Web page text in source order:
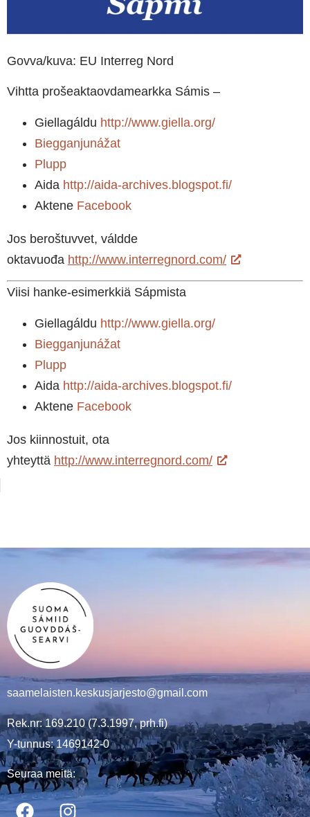
Govva/kuva: EU Interreg Nord
Vihtta prošeaktaovdamearkka Sámis –
Giellagáldu http://www.giella.org/
Biegganjunážat
Plupp
Aida http://aida-archives.blogspot.fi/
Aktene Facebook
Jos beroštuvvet, váldde
oktavuođa http://www.interregnord.com/
Viisi hanke-esimerkkiä Sápmista
Giellagáldu http://www.giella.org/
Biegganjunážat
Plupp
Aida http://aida-archives.blogspot.fi/
Aktene Facebook
Jos kiinnostuit, ota
yhteyttä http://www.interregnord.com/
saamelaisten.keskusjarjesto@gmail.com
Rek.nr: 169.210 (7.3.1997, prh.fi)
Y-tunnus: 1469142-0
Seuraa meitä: